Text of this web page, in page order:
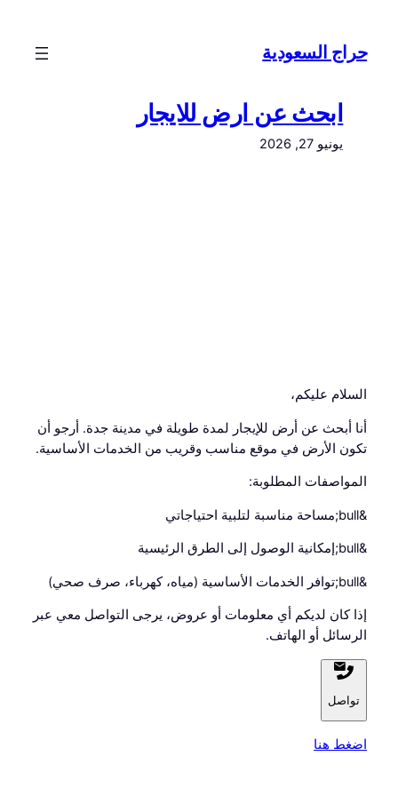
المحتوى
حراج السعودية
ابحث عن ارض للايجار
يونيو 27, 2026
السلام عليكم،
أنا أبحث عن أرض للإيجار لمدة طويلة في مدينة جدة. أرجو أن
تكون الأرض في موقع مناسب وقريب من الخدمات الأساسية.
المواصفات المطلوبة:
&bull;مساحة مناسبة لتلبية احتياجاتي
&bull;إمكانية الوصول إلى الطرق الرئيسية
&bull;توافر الخدمات الأساسية (مياه، كهرباء، صرف صحي)
إذا كان لديكم أي معلومات أو عروض، يرجى التواصل معي عبر
الرسائل أو الهاتف.
تواصل
اضغط هنا